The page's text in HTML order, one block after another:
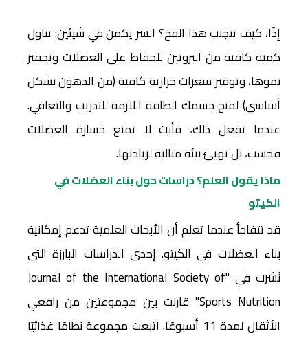
إذًا، كيف تتجنب هذا الفخ؟ السر يكمن في شيئين: تناول
كمية كافية من البروتين للحفاظ على العضلات وتحفيز
نموها، وتوفير سعرات حرارية كافية (من الدهون بشكل
أساسي) لمنح جسمك الطاقة اللازمة للتدريب والتعافي.
عندما تفعل ذلك، فأنت لا تمنع خسارة العضلات
فحسب، بل تهيئ بيئة مثالية لزيادتها.
ماذا يقول العلم؟ دراسات حول بناء العضلات في
الكيتو
قد تتفاجأ عندما تعلم أن الأبحاث العلمية تدعم إمكانية
بناء العضلات في الكيتو. إحدى الدراسات البارزة التي
نُشرت في "Journal of the International Society of
Sports Nutrition" قارنت بين مجموعتين من رافعي
الأثقال لمدة 11 أسبوعًا. اتبعت مجموعة نظامًا غذائيًا